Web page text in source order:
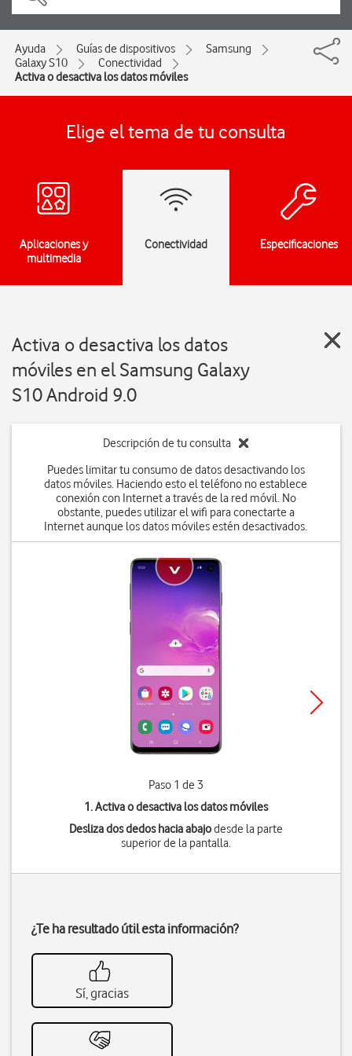
Ayuda Guías de dispositivos
Samsung
Galaxy S10
Conectividad
Activa o desactiva los datos móviles
Elige el tema de tu consulta
Aplicaciones y
multimedia
Conectividad Especificaciones
Activa o desactiva los datos
móviles en el Samsung Galaxy
S10 Android 9.0
Descripción de tu consulta
Puedes limitar tu consumo de datos desactivando los
datos móviles. Haciendo esto el teléfono no establece
conexión con Internet a través de la red móvil. No
obstante, puedes utilizar el wifi para conectarte a
Internet aunque los datos móviles estén desactivados.
Paso 1 de 3
1. Activa o desactiva los datos móviles
Desliza dos dedos hacia abajodesde la parte
superior de la pantalla.
¿Te ha resultado útil esta información?
Sí, gracias